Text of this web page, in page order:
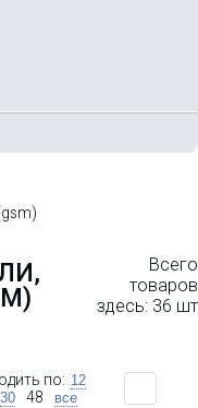
Всего
товаров
здесь: 36 шт
по: 12
30 48 все